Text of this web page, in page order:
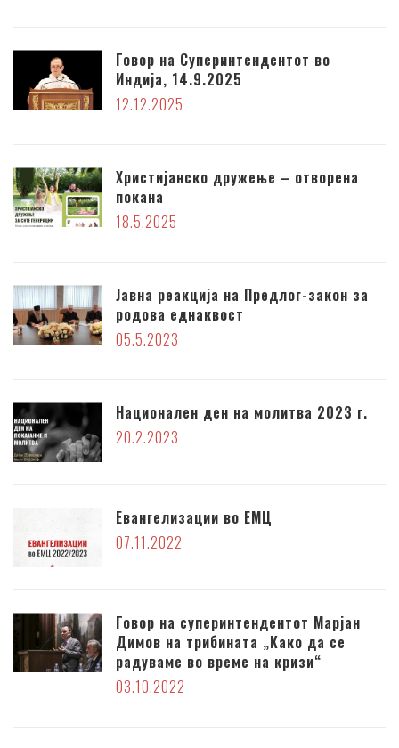
Говор на Суперинтендентот во
Индија, 14.9.2025
12.12.2025
Христијанско дружење – отворена
покана
18.5.2025
Јавна реакција на Предлог-закон за
родова еднаквост
05.5.2023
Национален ден на молитва 2023 г.
20.2.2023
Евангелизации во ЕМЦ
07.11.2022
Говор на суперинтендентот Марјан
Димов на трибината „Како да се
радуваме во време на кризи“
03.10.2022